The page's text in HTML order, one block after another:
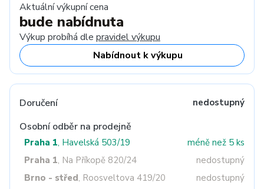
Aktuální výkupní cena
bude nabídnuta
Výkup probíhá dle pravidel výkupu
Nabídnout k výkupu
Doručení nedostupný
Osobní odběr na prodejně
Praha 1, Havelská 503/19
méně než 5 ks
Praha 1, Na Příkopě 820/24
nedostupný
Brno - střed, Roosveltova 419/20
nedostupný